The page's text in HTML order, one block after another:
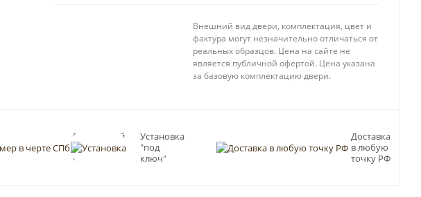
Внешний вид двери, комплектация, цвет и
фактура могут незначительно отличаться от
реальных образцов. Цена на сайте не
является публичной офертой. Цена указана
за базовую комплектацию двери.
Бесплатный
замер в
черте СПб
Установка
"под
ключ"
Доставка
в любую
точку РФ